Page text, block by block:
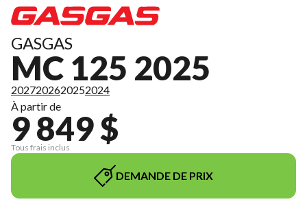
GASGAS
MC 125 2025
2027202620252024
À partir de
9 849 $
Tous frais inclus
DEMANDE DE PRIX